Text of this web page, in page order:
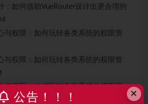
：如何借助VueRouter设计出更合理的
与权限：如何玩转各类系统的权限管
与权限：如何玩转各类系统的权限管
权限：如何玩转各类系统的权限管
×
公告！！！